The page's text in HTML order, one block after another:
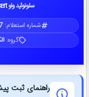
سلونوئید ولو Burkert _ نیروگاه سیکل ترکیبی خرم آباد
شماره استعلام:
گروه:
راهنمای ثبت